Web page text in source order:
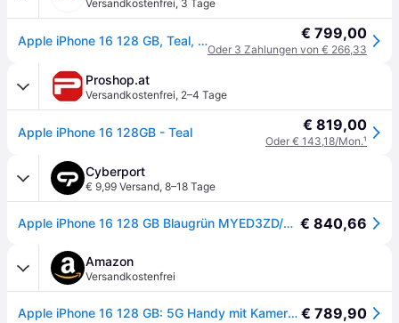
Versandkostenfrei, 3 Tage
Apple iPhone 16 128 GB, Teal, Dual SIM - Grün € 799,00
Oder 3 Zahlungen von € 266,33
Proshop.at
Versandkostenfrei, 2–4 Tage
Apple iPhone 16 128GB - Teal € 819,00
Oder € 143,18/Mon.¹
Cyberport
€ 9,99 Versand, 8–18 Tage
Apple iPhone 16 128 GB Blaugrün MYED3ZD/A - Grün € 840,66
Amazon
Versandkostenfrei
Apple iPhone 16 128 GB: 5G Handy mit Kamerasteuerung, A18 Chip und einem echten Boost für die Batterie. Funktioniert mit AirPods, Blaugrün € 789,90